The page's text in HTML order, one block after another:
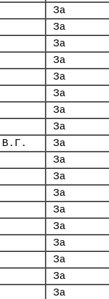
За
За
За
За
За
За
За
За
В.Г.
За
За
За
За
За
За
За
За
За
За